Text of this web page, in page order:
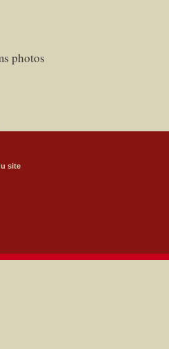
photos
site